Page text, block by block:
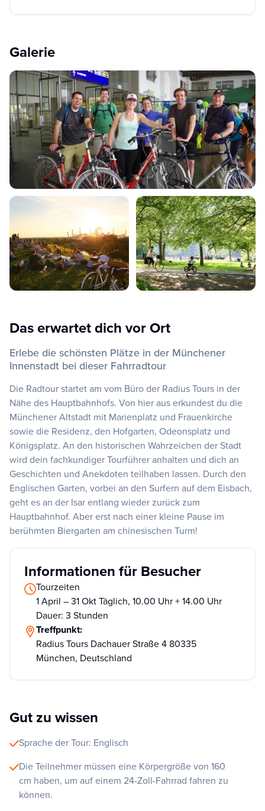
Galerie
Das erwartet dich vor Ort
Erlebe die schönsten Plätze in der Münchener
Innenstadt bei dieser Fahrradtour
Die Radtour startet am vom Büro der Radius Tours in der
Nähe des Hauptbahnhofs. Von hier aus erkundest du die
Münchener Altstadt mit Marienplatz und Frauenkirche
sowie die Residenz, den Hofgarten, Odeonsplatz und
Königsplatz. An den historischen Wahrzeichen der Stadt
wird dein fachkundiger Tourführer anhalten und dich an
Geschichten und Anekdoten teilhaben lassen. Durch den
Englischen Garten, vorbei an den Surfern auf dem Eisbach,
geht es an der Isar entlang wieder zurück zum
Hauptbahnhof. Aber erst nach einer kleine Pause im
berühmten Biergarten am chinesischen Turm!
Informationen für Besucher
Tourzeiten
1 April – 31 Okt Täglich, 10.00 Uhr + 14.00 Uhr
Dauer: 3 Stunden
Treffpunkt:
Radius Tours Dachauer Straße 4 80335
München, Deutschland
Gut zu wissen
Sprache der Tour: Englisch
Die Teilnehmer müssen eine Körpergröße von 160
cm haben, um auf einem 24-Zoll-Fahrrad fahren zu
können.